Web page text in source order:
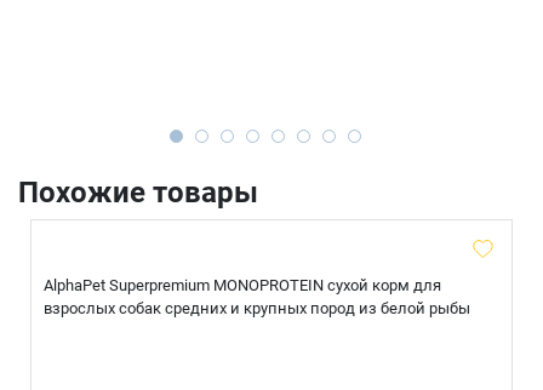
Похожие товары
AlphaPet Superpremium MONOPROTEIN сухой корм для
взрослых собак средних и крупных пород из белой рыбы